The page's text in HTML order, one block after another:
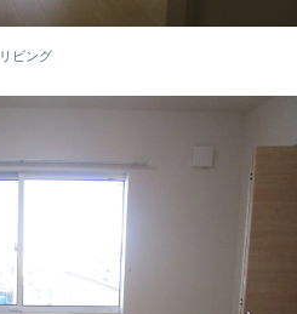
リビング